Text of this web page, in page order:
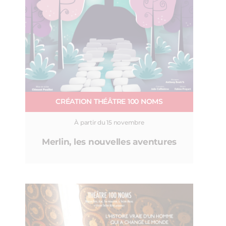
CRÉATION THÉÂTRE 100 NOMS
À partir du 15 novembre
Merlin, les nouvelles aventures